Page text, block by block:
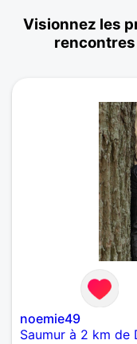
Visionnez les
noemie49
Saumur à 2 km de